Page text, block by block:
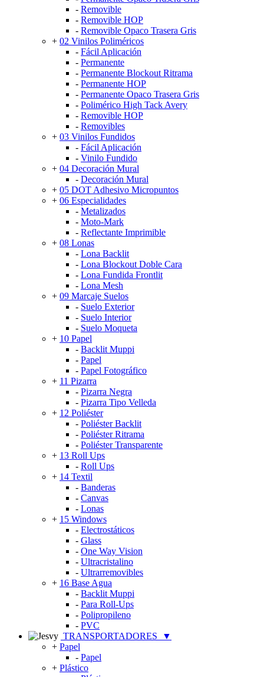
- Removible
- Removible HOP
- Removible Opaco Trasera Gris
+ 02 Vinilos Poliméricos
- Fácil Aplicación
- Permanente
- Permanente Blockout Ritrama
- Permanente HOP
- Permanente Opaco Trasera Gris
- Polimérico High Tack Avery
- Removible HOP
- Removibles
+ 03 Vinilos Fundidos
- Fácil Aplicación
- Vinilo Fundido
+ 04 Decoración Mural
- Decoración Mural
+ 05 DOT Adhesivo Micropuntos
+ 06 Especialidades
- Metalizados
- Moto-Mark
- Reflectante Imprimible
+ 08 Lonas
- Lona Backlit
- Lona Blockout Doble Cara
- Lona Fundida Frontlit
- Lona Mesh
+ 09 Marcaje Suelos
- Suelo Exterior
- Suelo Interior
- Suelo Moqueta
+ 10 Papel
- Backlit Muppi
- Papel
- Papel Fotográfico
+ 11 Pizarra
- Pizarra Negra
- Pizarra Tipo Velleda
+ 12 Poliéster
- Poliéster Backlit
- Poliéster Ritrama
- Poliéster Transparente
+ 13 Roll Ups
- Roll Ups
+ 14 Textil
- Banderas
- Canvas
- Lonas
+ 15 Windows
- Electrostáticos
- Glass
- One Way Vision
- Ultracristalino
- Ultrarremovibles
+ 16 Base Agua
- Backlit Muppi
- Para Roll-Ups
- Polipropileno
- PVC
TRANSPORTADORES
▼
+ Papel
- Papel
+ Plástico